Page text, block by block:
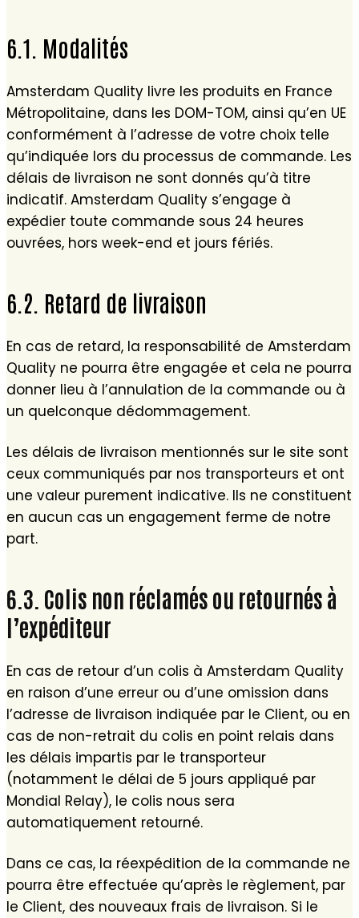
6.1. Modalités
Amsterdam Quality livre les produits en France
Métropolitaine, dans les DOM-TOM, ainsi qu’en UE
conformément à l’adresse de votre choix telle
qu’indiquée lors du processus de commande. Les
délais de livraison ne sont donnés qu’à titre
indicatif. Amsterdam Quality s’engage à
expédier toute commande sous 24 heures
ouvrées, hors week-end et jours fériés.
6.2. Retard de livraison
En cas de retard, la responsabilité de Amsterdam
Quality ne pourra être engagée et cela ne pourra
donner lieu à l’annulation de la commande ou à
un quelconque dédommagement.
Les délais de livraison mentionnés sur le site sont
ceux communiqués par nos transporteurs et ont
une valeur purement indicative. Ils ne constituent
en aucun cas un engagement ferme de notre
part.
6.3. Colis non réclamés ou retournés à
l’expéditeur
En cas de retour d’un colis à Amsterdam Quality
en raison d’une erreur ou d’une omission dans
l’adresse de livraison indiquée par le Client, ou en
cas de non-retrait du colis en point relais dans
les délais impartis par le transporteur
(notamment le délai de 5 jours appliqué par
Mondial Relay), le colis nous sera
automatiquement retourné.
Dans ce cas, la réexpédition de la commande ne
pourra être effectuée qu’après le règlement, par
le Client, des nouveaux frais de livraison. Si le